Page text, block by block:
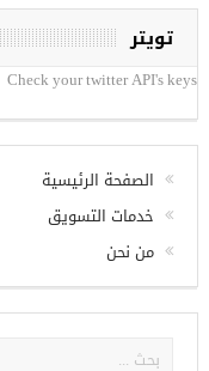
تويتر
Check your twitter API's keys
الصفحة الرئيسية
خدمات التسويق
من نحن